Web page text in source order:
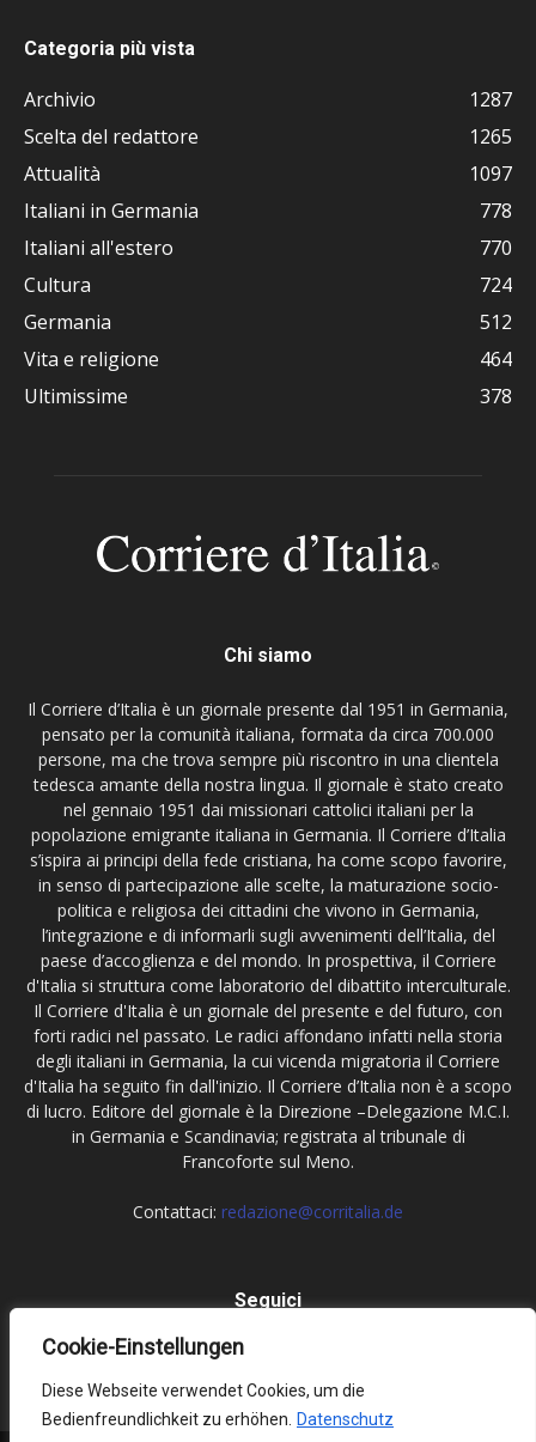
Cookie-Einstellungen
Diese Webseite verwendet Cookies, um die
Bedienfreundlichkeit zu erhöhen.
Datenschutz
Categoria più vista
Archivio
1287
Scelta del redattore
1265
Attualità
1097
Italiani in Germania
778
Italiani all'estero
770
Cultura
724
Germania
512
Vita e religione
464
Ultimissime
378
Chi siamo
Il Corriere d’Italia è un giornale presente dal 1951 in Germania,
pensato per la comunità italiana, formata da circa 700.000
persone, ma che trova sempre più riscontro in una clientela
tedesca amante della nostra lingua. Il giornale è stato creato
nel gennaio 1951 dai missionari cattolici italiani per la
popolazione emigrante italiana in Germania. Il Corriere d’Italia
s’ispira ai principi della fede cristiana, ha come scopo favorire,
in senso di partecipazione alle scelte, la maturazione socio-
politica e religiosa dei cittadini che vivono in Germania,
l’integrazione e di informarli sugli avvenimenti dell’Italia, del
paese d’accoglienza e del mondo. In prospettiva, il Corriere
d'Italia si struttura come laboratorio del dibattito interculturale.
Il Corriere d'Italia è un giornale del presente e del futuro, con
forti radici nel passato. Le radici affondano infatti nella storia
degli italiani in Germania, la cui vicenda migratoria il Corriere
d'Italia ha seguito fin dall'inizio. Il Corriere d’Italia non è a scopo
di lucro. Editore del giornale è la Direzione –Delegazione M.C.I.
in Germania e Scandinavia; registrata al tribunale di
Francoforte sul Meno.
Contattaci: redazione@corritalia.de
Seguici